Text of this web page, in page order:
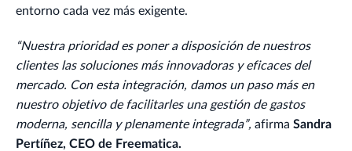
entorno cada vez más exigente.
“Nuestra prioridad es poner a disposición de nuestros
clientes las soluciones más innovadoras y eficaces del
mercado. Con esta integración, damos un paso más en
nuestro objetivo de facilitarles una gestión de gastos
moderna, sencilla y plenamente integrada”, afirma Sandra
Pertíñez, CEO de Freematica.